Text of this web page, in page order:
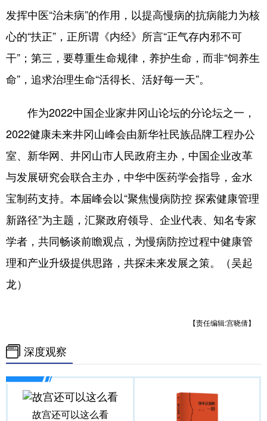
发挥中医“治未病”的作用，以提高慢病的抗病能力为核
心的“扶正”，正所谓《内经》所言“正气存内邪不可
干”；第三，要尊重生命规律，养护生命，而非“饲养生
命”，追求治理生命“活得长、活好每一天”。
作为2022中国企业家井冈山论坛的分论坛之一，
2022健康未来井冈山峰会由新华社民族品牌工程办公
室、新华网、井冈山市人民政府主办，中国企业改革
与发展研究会联合主办，中华中医药学会指导，金水
宝制药支持。本届峰会以“聚焦慢病防控 探索健康管理
新路径”为主题，汇聚政府领导、企业代表、知名专家
学者，共同畅谈前瞻观点，为慢病防控过程中健康管
理和产业升级提供思路，共探未来发展之策。（吴起
龙）
【责任编辑:宫晓倩】
深度观察
故宫还可以这么看